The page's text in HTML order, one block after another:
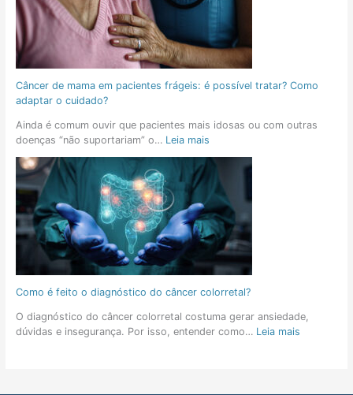
Câncer de mama em pacientes frágeis: é possível tratar? Como
adaptar o cuidado?
Ainda é comum ouvir que pacientes mais idosas ou com outras
doenças “não suportariam” o… Leia mais
Como é feito o diagnóstico do câncer colorretal?
O diagnóstico do câncer colorretal costuma gerar ansiedade,
dúvidas e insegurança. Por isso, entender como… Leia mais